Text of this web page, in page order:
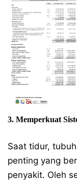
3. Memperkuat
Saat tidur,
penting yang
penyakit. Oleh